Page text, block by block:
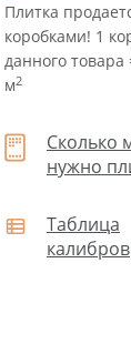
Плитка
коробками! 1
данного товара
м2
Сколько
нужно
Таблица
калибров